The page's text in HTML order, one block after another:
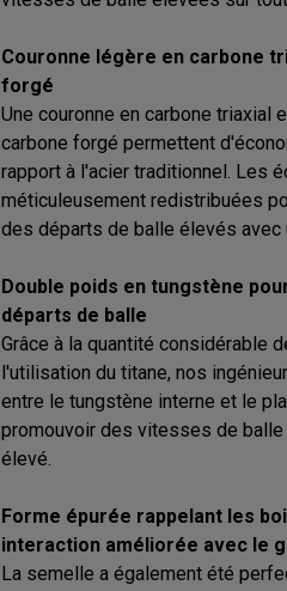
Couronne légère en carbone
forgé
Une couronne en carbone triaxial
carbone forgé permettent
rapport à l'acier traditionnel. Les
méticuleusement redistribuées
des départs de balle élevés avec
Double poids en tungstène
départs de balle
Grâce à la quantité considérable
l'utilisation du titane, nos
entre le tungstène interne et le
promouvoir des vitesses de
élevé.
Forme épurée rappelant les
interaction améliorée avec le
La semelle a également été